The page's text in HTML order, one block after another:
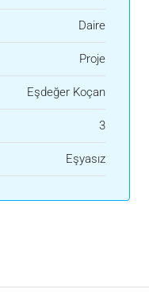
Daire
Proje
Eşdeğer Koçan
3
Eşyasız